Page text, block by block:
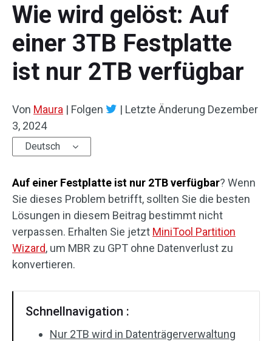
Wie wird gelöst: Auf
einer 3TB Festplatte
ist nur 2TB verfügbar
Von Maura | Folgen | Letzte Änderung Dezember
3, 2024
Deutsch
Auf einer Festplatte ist nur 2TB verfügbar? Wenn
Sie dieses Problem betrifft, sollten Sie die besten
Lösungen in diesem Beitrag bestimmt nicht
verpassen. Erhalten Sie jetzt MiniTool Partition
Wizard, um MBR zu GPT ohne Datenverlust zu
konvertieren.
Schnellnavigation :
Nur 2TB wird in Datenträgerverwaltung